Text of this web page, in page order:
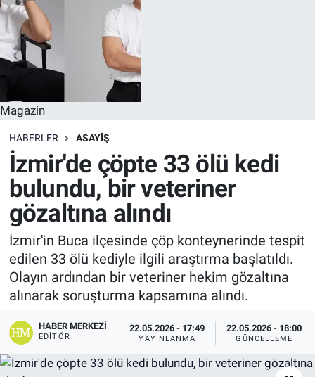
Magazin
HABERLER ASAYIŞ
İzmir'de çöpte 33 ölü kedi
bulundu, bir veteriner
gözaltına alındı
İzmir'in Buca ilçesinde çöp konteynerinde tespit
edilen 33 ölü kediyle ilgili araştırma başlatıldı.
Olayın ardından bir veteriner hekim gözaltına
alınarak soruşturma kapsamına alındı.
HABER MERKEZI
EDITÖR
22.05.2026 - 17:49
YAYINLANMA
22.05.2026 - 18:00
GÜNCELLEME